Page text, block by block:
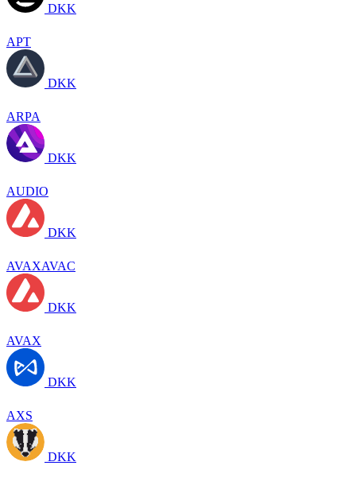
DKK
APT
DKK
ARPA
DKK
AUDIO
DKK
AVAXAVAC
DKK
AVAX
DKK
AXS
DKK